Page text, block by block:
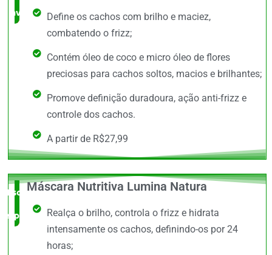
avaliado!Define os cachos com brilho e maciez,
combatendo o frizz;
Contém óleo de coco e micro óleo de flores
preciosas para cachos soltos, macios e brilhantes;
Promove definição duradoura, ação anti-frizz e
controle dos cachos.
A partir de R$27,99
Escolha do
especialista
Máscara Nutritiva Lumina Natura
Realça o brilho, controla o frizz e hidrata
intensamente os cachos, definindo-os por 24
horas;